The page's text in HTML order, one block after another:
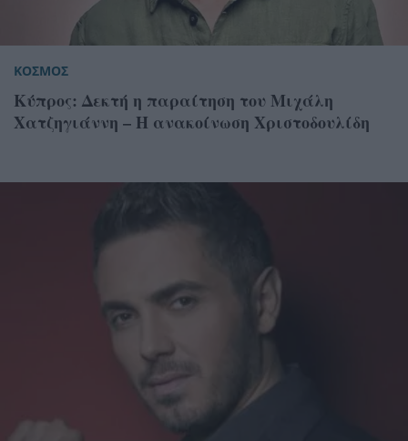
ΚΟΣΜΟΣ
Κύπρος: Δεκτή η παραίτηση του Μιχάλη
Χατζηγιάννη – Η ανακοίνωση Χριστοδουλίδη